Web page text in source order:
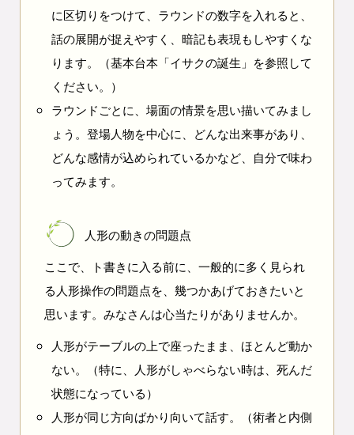
に区切りをつけて、ラウンドの数字を入れると、
話の展開が捉えやすく、暗記も表現もしやすくな
ります。（基本台本「イサクの誕生」を参照して
ください。）
ラウンドごとに、場面の情景を思い描いてみまし
ょう。登場人物を中心に、どんな出来事があり、
どんな感情が込められているかなど、自分で味わ
ってみます。
人形の動きの問題点
ここで、ト書きに入る前に、一般的に多く見られ
る人形操作の問題点を、幾つかあげておきたいと
思います。みなさんは心当たりがありませんか。
人形がテーブルの上で座ったまま、ほとんど動か
ない。（特に、人形がしゃべらない時は、死んだ
状態になっている）
人形が同じ方向ばかり向いて話す。（術者と内側